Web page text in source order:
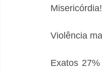
Misericórdia!
Violência
Exatos